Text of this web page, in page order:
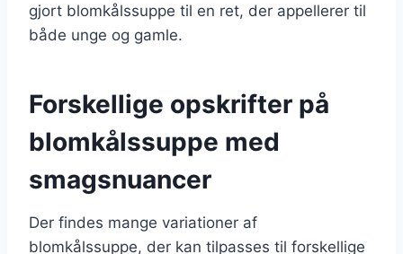
gjort blomkålssuppe til en ret, der appellerer til
både unge og gamle.
Forskellige opskrifter på
blomkålssuppe med
smagsnuancer
Der findes mange variationer af
blomkålssuppe, der kan tilpasses til forskellige